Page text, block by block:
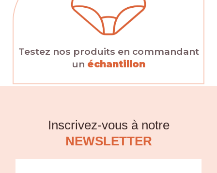
Testez nos produits en commandant
un échantillon
Inscrivez-vous à notre
NEWSLETTER